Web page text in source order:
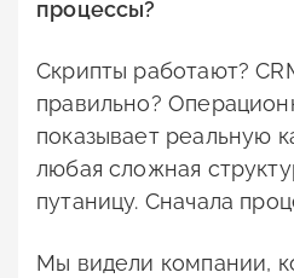
процессы?
Скрипты работают?
правильно?
показывает реальную
любая сложная
путаницу. Сначала
Мы видели компании,